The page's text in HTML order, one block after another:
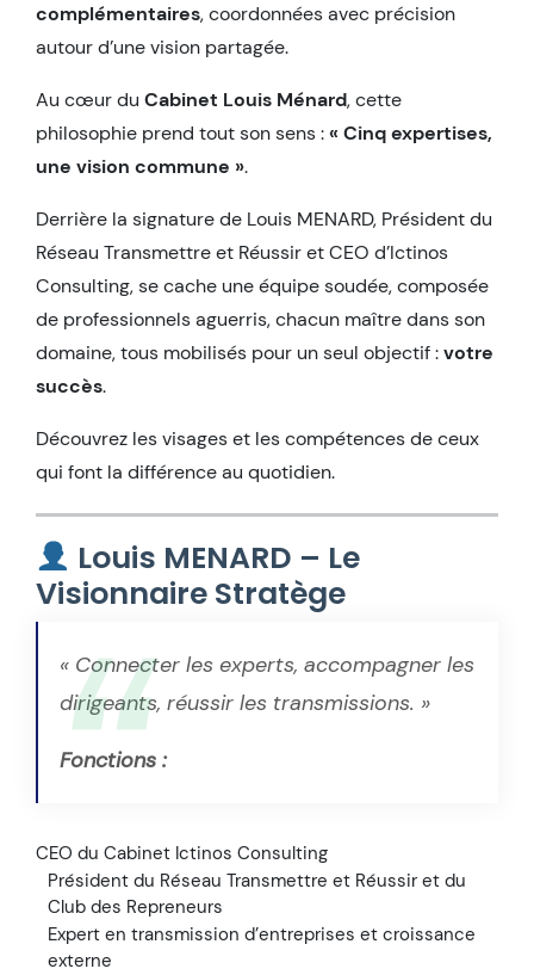
complémentaires, coordonnées avec précision
autour d’une vision partagée.
Au cœur du Cabinet Louis Ménard, cette
philosophie prend tout son sens :« Cinq expertises,
une vision commune ».
Derrière la signature de Louis MENARD, Président du
Réseau Transmettre et Réussir et CEO d’Ictinos
Consulting, se cache une équipe soudée, composée
de professionnels aguerris, chacun maître dans son
domaine, tous mobilisés pour un seul objectif :votre
succès.
Découvrez les visages et les compétences de ceux
qui font la différence au quotidien.
Louis MENARD – Le
Visionnaire Stratège
« Connecter les experts, accompagner les
dirigeants, réussir les transmissions. »
Fonctions :
CEO du Cabinet Ictinos Consulting
Président du Réseau Transmettre et Réussir et du
Club des Repreneurs
Expert en transmission d’entreprises et croissance
externe